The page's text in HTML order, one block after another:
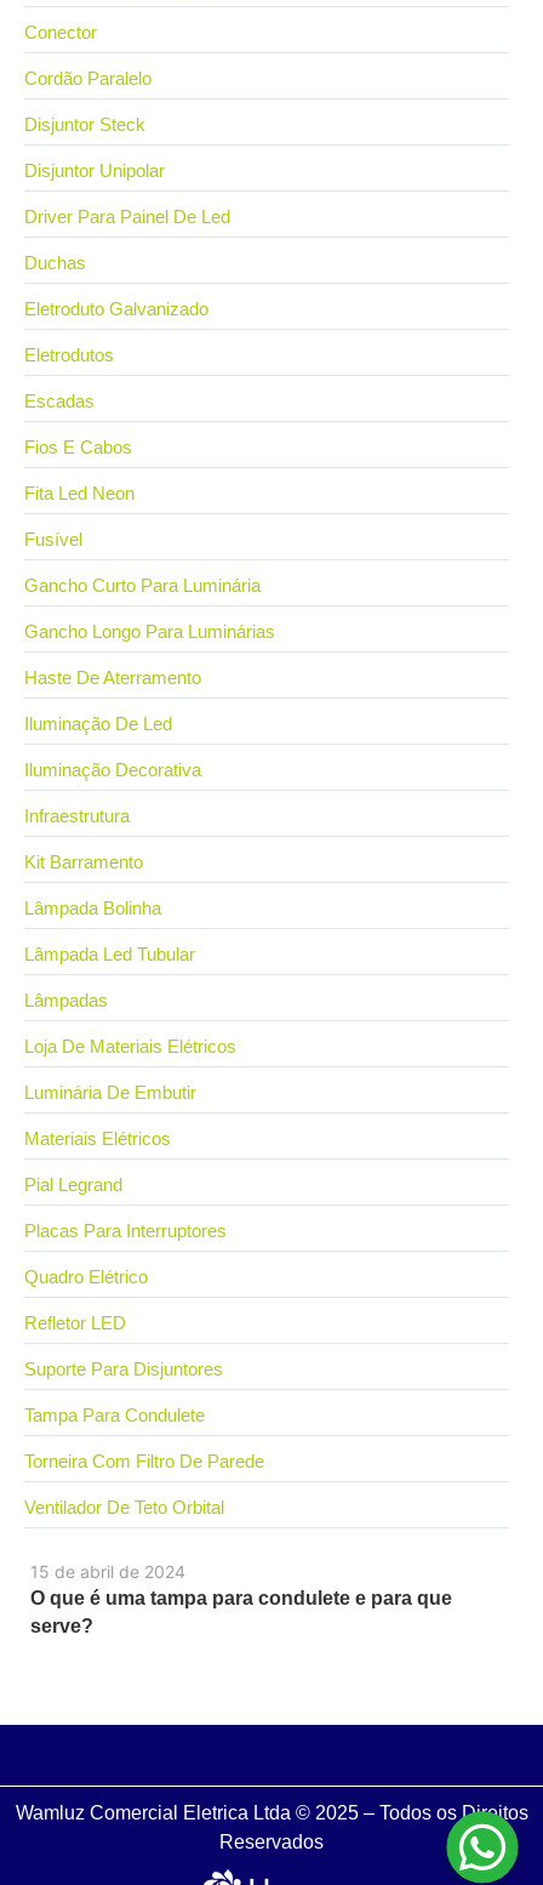
15 de abril de 2024
O que é uma tampa para condulete e para que
serve?
Conector
Cordão Paralelo
Disjuntor Steck
Disjuntor Unipolar
Driver Para Painel De Led
Duchas
Eletroduto Galvanizado
Eletrodutos
Escadas
Fios E Cabos
Fita Led Neon
Fusível
Gancho Curto Para Luminária
Gancho Longo Para Luminárias
Haste De Aterramento
Iluminação De Led
Iluminação Decorativa
Infraestrutura
Kit Barramento
Lâmpada Bolinha
Lâmpada Led Tubular
Lâmpadas
Loja De Materiais Elétricos
Luminária De Embutir
Materiais Elétricos
Pial Legrand
Placas Para Interruptores
Quadro Elétrico
Refletor LED
Suporte Para Disjuntores
Tampa Para Condulete
Torneira Com Filtro De Parede
Ventilador De Teto Orbital
Wamluz Comercial Eletrica Ltda © 2025 – Todos os Direitos
Reservados